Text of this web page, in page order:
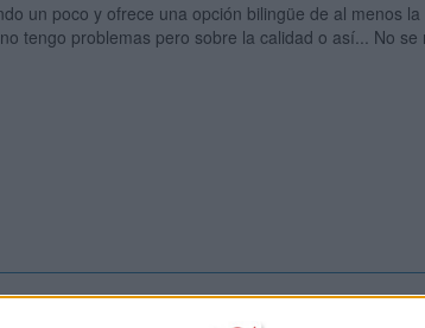
un poco y ofrece una opción bilingüe de al menos
tengo problemas pero sobre la calidad o así... No